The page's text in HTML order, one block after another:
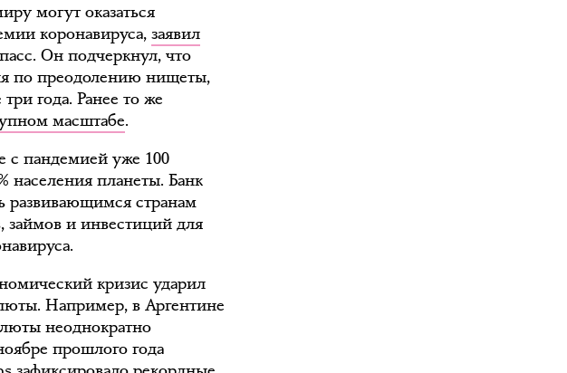
могут оказаться
коронавируса,заявил
Он подчеркнул, что
по преодолению нищеты,
года. Ранее то же
масштабе.
с пандемией уже 100
населения планеты. Банк
развивающимся странам
займов и инвестиций для
кризис ударил
Например, в Аргентине
неоднократно
прошлого года